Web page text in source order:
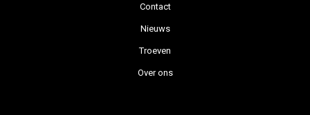
Contact
Nieuws
Troeven
Over ons